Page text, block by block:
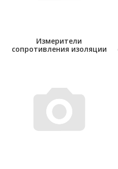
Измерители
сопротивления изоляции